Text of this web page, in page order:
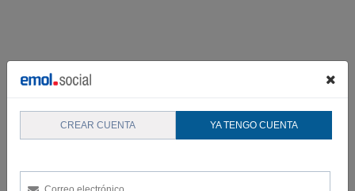
CREAR CUENTA YA TENGO CUENTA